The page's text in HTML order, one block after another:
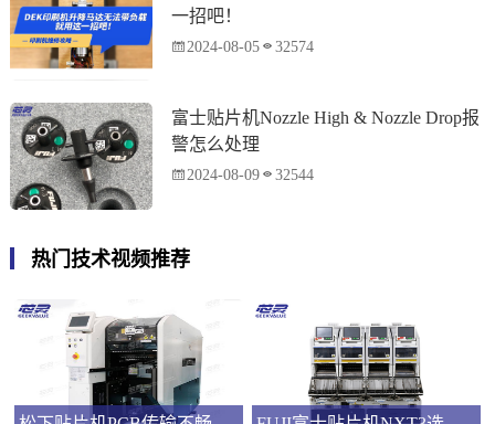
一招吧！
2024-08-05 32574
富士贴片机Nozzle High & Nozzle Drop报
警怎么处理
2024-08-09 32544
热门技术视频推荐